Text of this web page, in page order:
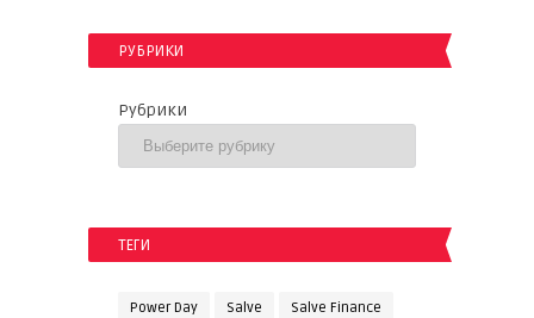
РУБРИКИ
Рубрики
ТЕГИ
Power Day Salve Salve Finance